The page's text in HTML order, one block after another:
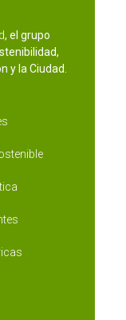
, el grupo
y la Ciudad.